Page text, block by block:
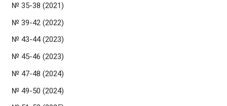
№ 35-38 (2021)
№ 39-42 (2022)
№ 43-44 (2023)
№ 45-46 (2023)
№ 47-48 (2024)
№ 49-50 (2024)